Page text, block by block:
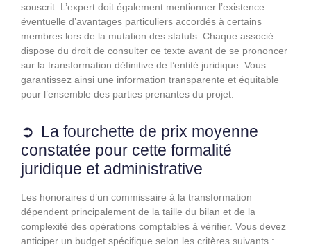
souscrit. L’expert doit également mentionner l’existence
éventuelle d’avantages particuliers accordés à certains
membres lors de la mutation des statuts. Chaque associé
dispose du droit de consulter ce texte avant de se prononcer
sur la transformation définitive de l’entité juridique. Vous
garantissez ainsi une information transparente et équitable
pour l’ensemble des parties prenantes du projet.
La fourchette de prix moyenne
constatée pour cette formalité
juridique et administrative
Les honoraires d’un commissaire à la transformation
dépendent principalement de la taille du bilan et de la
complexité des opérations comptables à vérifier. Vous devez
anticiper un budget spécifique selon les critères suivants :